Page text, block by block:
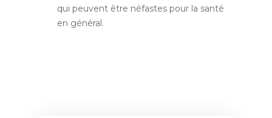
qui peuvent être néfastes pour la santé
en général.